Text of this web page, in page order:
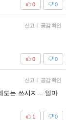
0
0
신고 | 공감 확인
0
0
신고 | 공감 확인
도는 쓰시지... 얼마
0
1